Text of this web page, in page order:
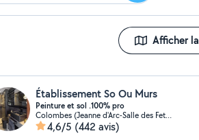
Afficher
Établissement So Ou Murs
Peinture et sol .100% pro
Colombes (Jeanne d'Arc-Salle des Fetes)
4,6/5 (442 avis)